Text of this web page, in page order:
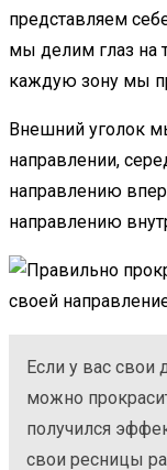
представляем
мы делим глаз на
каждую зону мы
Внешний уголок
направлении,
направлению
направлению
Если у вас
можно
получился
свои ресницы